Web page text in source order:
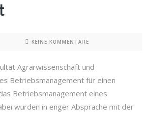
KEINE KOMMENTARE
Agrarwissenschaft und
Betriebsmanagement für einen
Betriebsmanagement eines
wurden in enger Absprache mit der